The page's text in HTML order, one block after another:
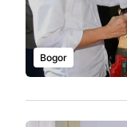
Bogor